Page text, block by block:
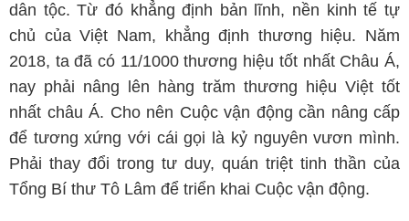
dân tộc. Từ đó khẳng định bản lĩnh, nền kinh tế tự
chủ của Việt Nam, khẳng định thương hiệu. Năm
2018, ta đã có 11/1000 thương hiệu tốt nhất Châu Á,
nay phải nâng lên hàng trăm thương hiệu Việt tốt
nhất châu Á. Cho nên Cuộc vận động cần nâng cấp
để tương xứng với cái gọi là kỷ nguyên vươn mình.
Phải thay đổi trong tư duy, quán triệt tinh thần của
Tổng Bí thư Tô Lâm để triển khai Cuộc vận động.